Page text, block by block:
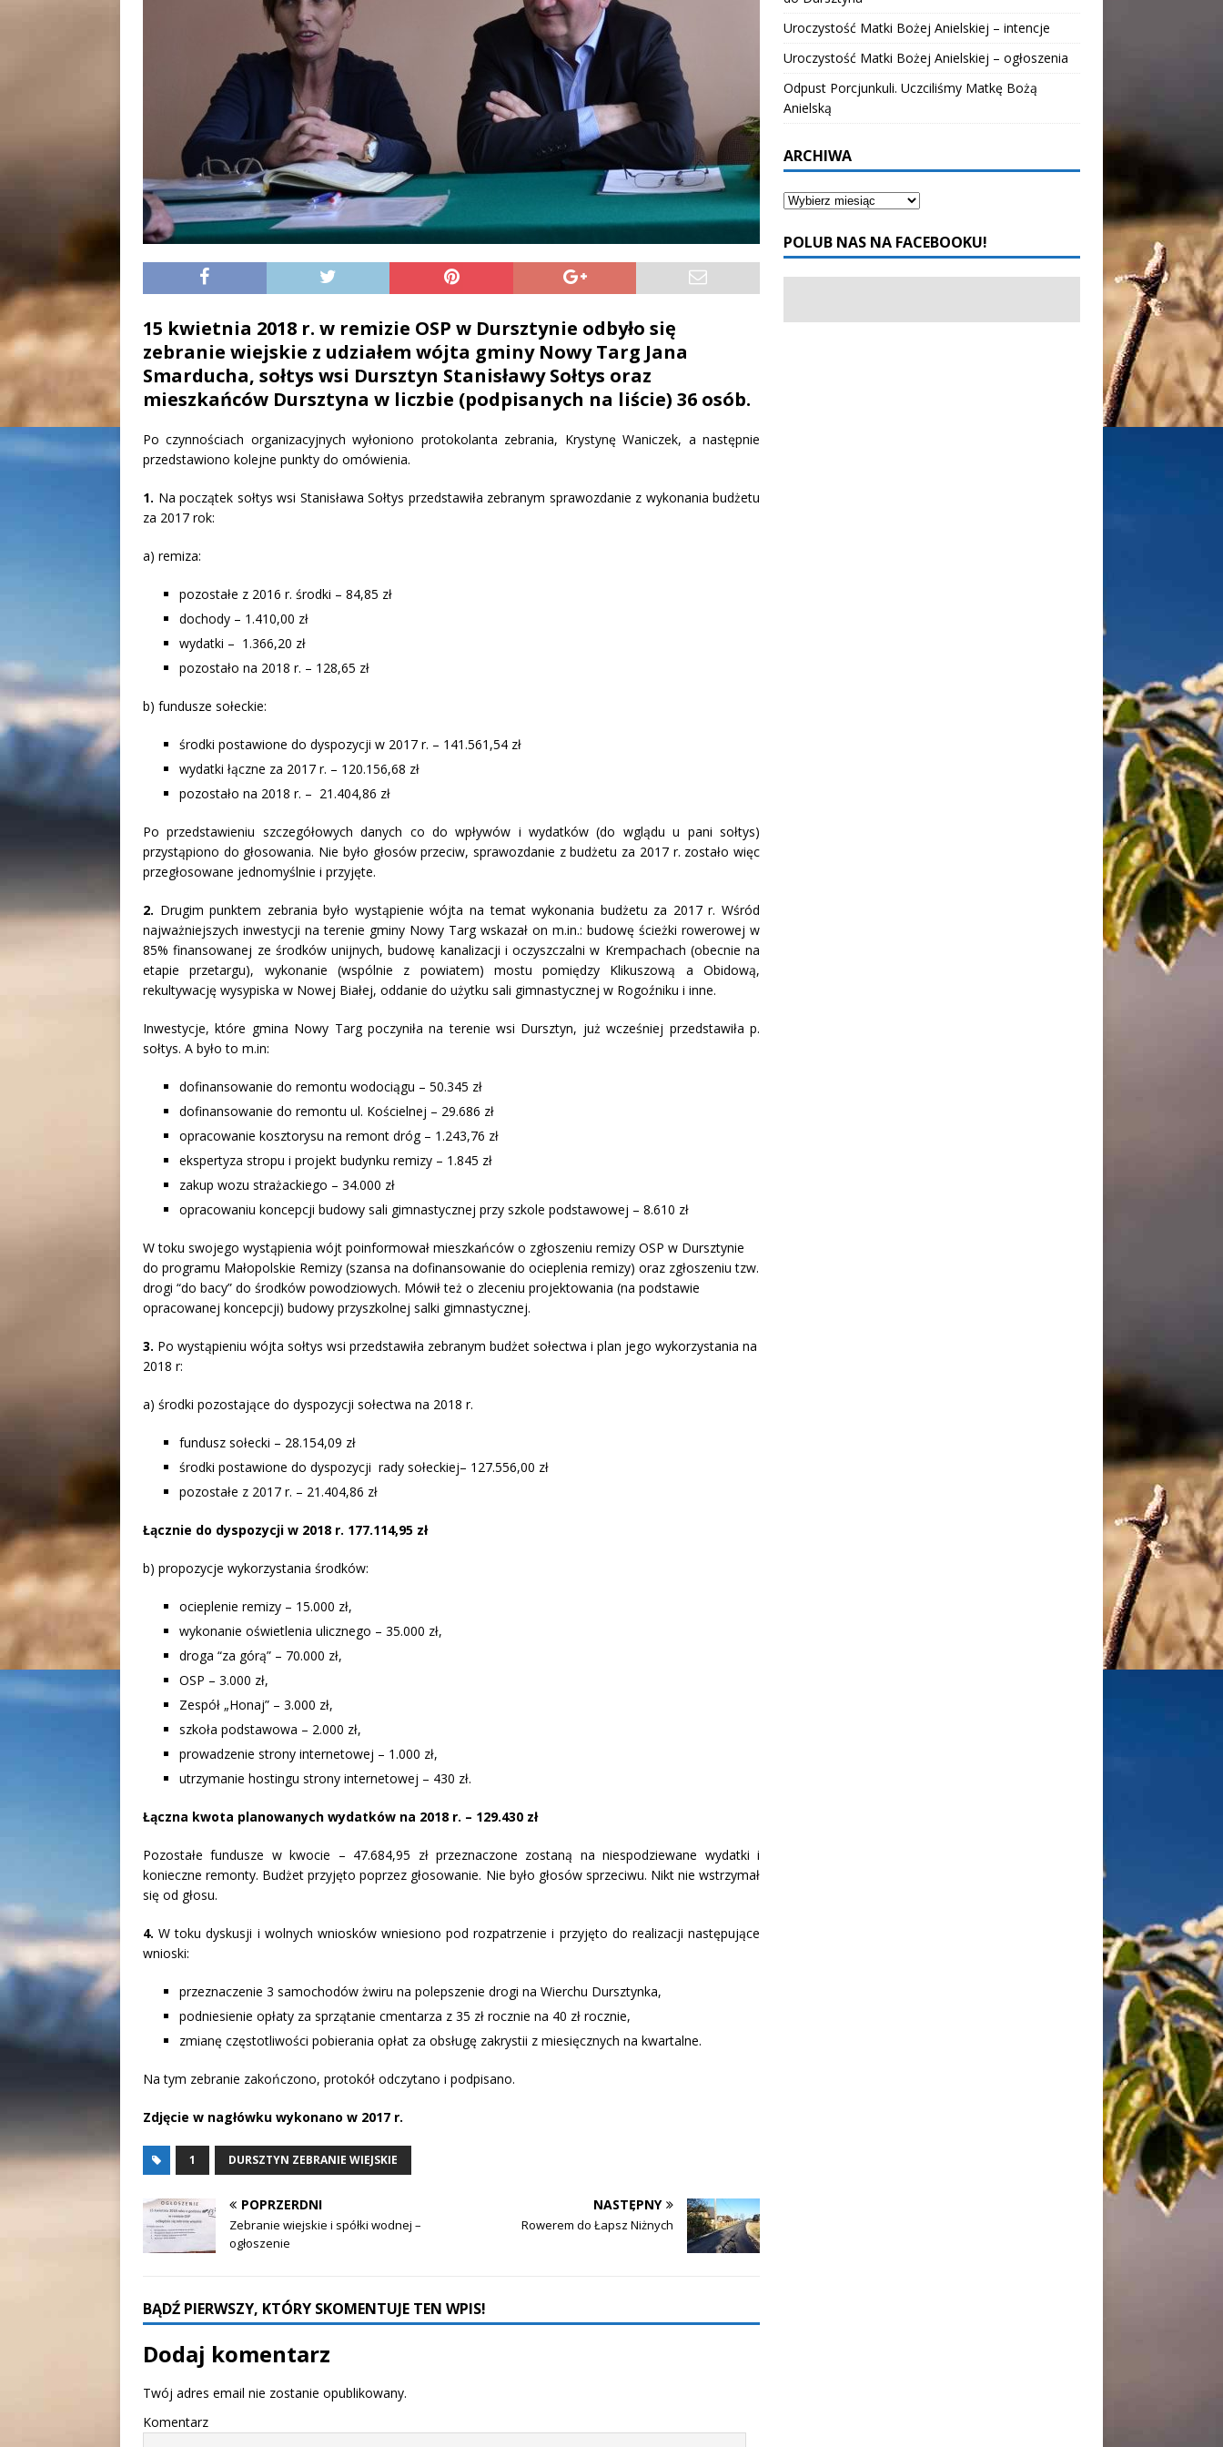
15 kwietnia 2018 r. w remizie OSP w Dursztynie odbyło się
zebranie wiejskie z udziałem wójta gminy Nowy Targ Jana
Smarducha, sołtys wsi Dursztyn Stanisławy Sołtys oraz
mieszkańców Dursztyna w liczbie (podpisanych na liście) 36 osób.
Po czynnościach organizacyjnych wyłoniono protokolanta zebrania, Krystynę Waniczek, a następnie
przedstawiono kolejne punkty do omówienia.
1. Na początek sołtys wsi Stanisława Sołtys przedstawiła zebranym sprawozdanie z wykonania budżetu
za 2017 rok:
a) remiza:
pozostałe z 2016 r. środki – 84,85 zł
dochody – 1.410,00 zł
wydatki – 1.366,20 zł
pozostało na 2018 r. – 128,65 zł
b) fundusze sołeckie:
środki postawione do dyspozycji w 2017 r. – 141.561,54 zł
wydatki łączne za 2017 r. – 120.156,68 zł
pozostało na 2018 r. – 21.404,86 zł
Po przedstawieniu szczegółowych danych co do wpływów i wydatków (do wglądu u pani sołtys)
przystąpiono do głosowania. Nie było głosów przeciw, sprawozdanie z budżetu za 2017 r. zostało więc
przegłosowane jednomyślnie i przyjęte.
2. Drugim punktem zebrania było wystąpienie wójta na temat wykonania budżetu za 2017 r. Wśród
najważniejszych inwestycji na terenie gminy Nowy Targ wskazał on m.in.: budowę ścieżki rowerowej w
85% finansowanej ze środków unijnych, budowę kanalizacji i oczyszczalni w Krempachach (obecnie na
etapie przetargu), wykonanie (wspólnie z powiatem) mostu pomiędzy Klikuszową a Obidową,
rekultywację wysypiska w Nowej Białej, oddanie do użytku sali gimnastycznej w Rogoźniku i inne.
Inwestycje, które gmina Nowy Targ poczyniła na terenie wsi Dursztyn, już wcześniej przedstawiła p.
sołtys. A było to m.in:
dofinansowanie do remontu wodociągu – 50.345 zł
dofinansowanie do remontu ul. Kościelnej – 29.686 zł
opracowanie kosztorysu na remont dróg – 1.243,76 zł
ekspertyza stropu i projekt budynku remizy – 1.845 zł
zakup wozu strażackiego – 34.000 zł
opracowaniu koncepcji budowy sali gimnastycznej przy szkole podstawowej – 8.610 zł
W toku swojego wystąpienia wójt poinformował mieszkańców o zgłoszeniu remizy OSP w Dursztynie
do programu Małopolskie Remizy (szansa na dofinansowanie do ocieplenia remizy) oraz zgłoszeniu tzw.
drogi “do bacy” do środków powodziowych. Mówił też o zleceniu projektowania (na podstawie
opracowanej koncepcji) budowy przyszkolnej salki gimnastycznej.
3. Po wystąpieniu wójta sołtys wsi przedstawiła zebranym budżet sołectwa i plan jego wykorzystania na
2018 r:
a) środki pozostające do dyspozycji sołectwa na 2018 r.
fundusz sołecki – 28.154,09 zł
środki postawione do dyspozycji rady sołeckiej– 127.556,00 zł
pozostałe z 2017 r. – 21.404,86 zł
Łącznie do dyspozycji w 2018 r. 177.114,95 zł
b) propozycje wykorzystania środków:
ocieplenie remizy – 15.000 zł,
wykonanie oświetlenia ulicznego – 35.000 zł,
droga “za górą” – 70.000 zł,
OSP – 3.000 zł,
Zespół „Honaj” – 3.000 zł,
szkoła podstawowa – 2.000 zł,
prowadzenie strony internetowej – 1.000 zł,
utrzymanie hostingu strony internetowej – 430 zł.
Łączna kwota planowanych wydatków na 2018 r. – 129.430 zł
Pozostałe fundusze w kwocie – 47.684,95 zł przeznaczone zostaną na niespodziewane wydatki i
konieczne remonty. Budżet przyjęto poprzez głosowanie. Nie było głosów sprzeciwu. Nikt nie wstrzymał
się od głosu.
4. W toku dyskusji i wolnych wniosków wniesiono pod rozpatrzenie i przyjęto do realizacji następujące
wnioski:
przeznaczenie 3 samochodów żwiru na polepszenie drogi na Wierchu Dursztynka,
podniesienie opłaty za sprzątanie cmentarza z 35 zł rocznie na 40 zł rocznie,
zmianę częstotliwości pobierania opłat za obsługę zakrystii z miesięcznych na kwartalne.
Na tym zebranie zakończono, protokół odczytano i podpisano.
Zdjęcie w nagłówku wykonano w 2017 r.
1 DURSZTYN ZEBRANIE WIEJSKIE
POPRZERDNI
Zebranie wiejskie i spółki wodnej –
ogłoszenie
NASTĘPNY
Rowerem do Łapsz Niżnych
BĄDŹ PIERWSZY, KTÓRY SKOMENTUJE TEN WPIS!
Dodaj komentarz
Twój adres email nie zostanie opublikowany.
Komentarz
Uroczystość Matki Bożej Anielskiej – intencje
Uroczystość Matki Bożej Anielskiej – ogłoszenia
Odpust Porcjunkuli. Uczciliśmy Matkę Bożą
Anielską
ARCHIWA
POLUB NAS NA FACEBOOKU!